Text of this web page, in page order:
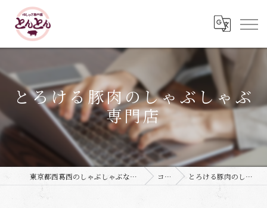
とろける豚肉のしゃぶしゃぶ
専門店
東京都西葛西のしゃぶしゃぶなら豚しゃぶ専門店 とんとん コラム とろける豚肉のしゃぶしゃぶ専門店